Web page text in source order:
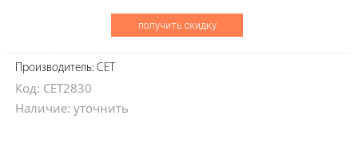
получить скидку
Производитель: CET
Код: CET2830
Наличие: уточнить